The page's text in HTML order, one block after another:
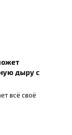
дыру с
всё своё